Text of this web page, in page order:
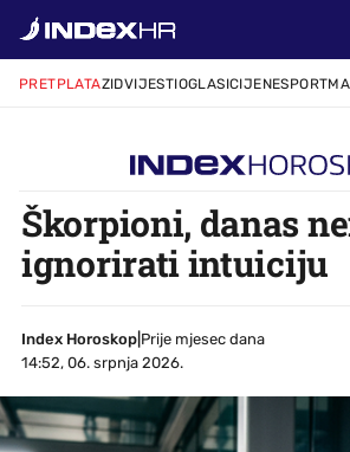
PRETPLATAZIDVIJESTIOGLASICIJENESPORT
Škorpioni, danas
ignorirati intuiciju
Index Horoskop
Prije mjesec dana
14:52, 06. srpnja 2026.